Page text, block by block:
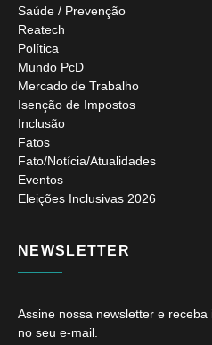
Saúde / Prevenção
Reatech
Política
Mundo PcD
Mercado de Trabalho
Isenção de Impostos
Inclusão
Fatos
Fato/Notícia/Atualidades
Eventos
Eleições Inclusivas 2026
NEWSLETTER
Assine nossa newsletter e
no seu e-mail.